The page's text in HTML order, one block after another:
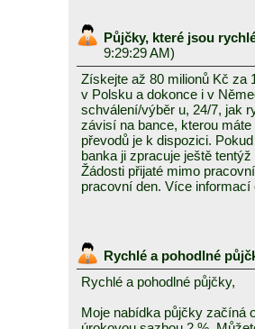
Půjčky, které jsou
9:29:29 AM)
Získejte až 80 milionů Kč za
v Polsku a dokonce i v
schválení/výběr u, 24/7, jak
závisí na bance, kterou
převodů je k dispozici.
banka ji zpracuje ještě tentýž
Žádosti přijaté mimo
pracovní den. Více
Rychlé a pohodlné
Rychlé a pohodlné půjčky,
Moje nabídka půjčky začíná